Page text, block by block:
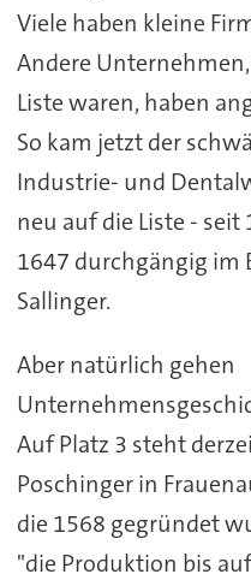
Viele haben kleine
Andere
Liste waren, haben
So kam jetzt der
Industrie- und
neu auf die Liste -
1647 durchgängig im
Sallinger.
Aber natürlich gehen
Auf Platz 3 steht
Poschinger in
die 1568 gegründet
"die Produktion bis